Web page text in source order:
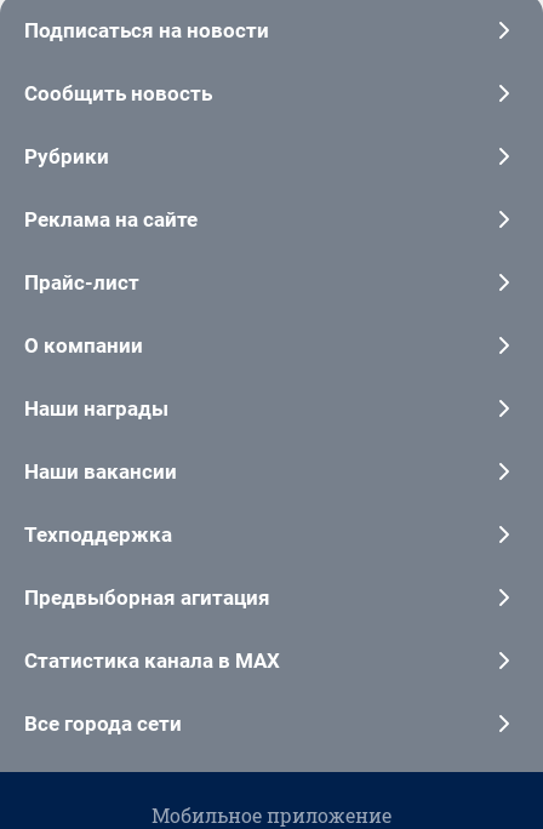
Подписаться на новости
Сообщить новость
Рубрики
Реклама на сайте
Прайс-лист
О компании
Наши награды
Наши вакансии
Техподдержка
Предвыборная агитация
Статистика канала в MAX
Все города сети
Мобильное приложение